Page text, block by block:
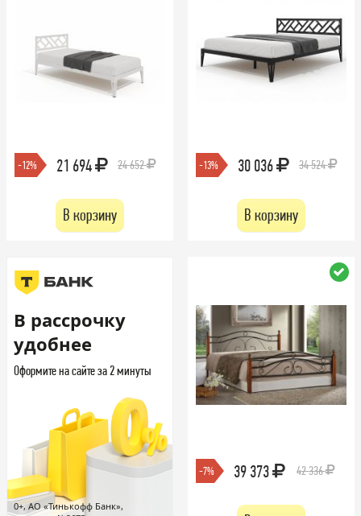
-12% 21 694 24 652
В корзину
-13% 30 036 34 524
В корзину
В рассрочку
удобнее
Оформите на сайте за 2 минуты
0+, АО «Тинькофф Банк»,
-7% 39 373 42 336